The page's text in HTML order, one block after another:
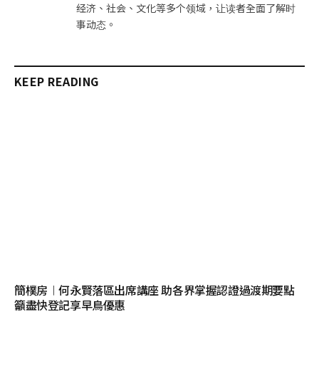
经济、社会、文化等多个领域，让读者全面了解时
事动态。
KEEP READING
簡樸房︱何永賢落區出席講座 助各界掌握認證過渡期要點
籲盡快登記享早鳥優惠